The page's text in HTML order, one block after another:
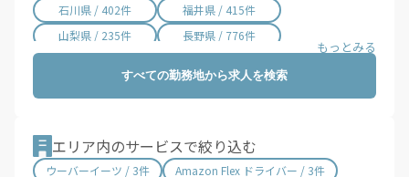
石川県 / 402件
福井県 / 415件
山梨県 / 235件
長野県 / 776件
愛知県 / 3,019件
三重県 / 1,000件
大阪府 / 3,337件
兵庫県 / 2,486件
奈良県 / 623件
和歌山県 / 322件
すべての勤務地から求人を検索
エリア内のサービスで絞り込む
ウーバーイーツ / 3件 Amazon Flex ドライバー / 3件